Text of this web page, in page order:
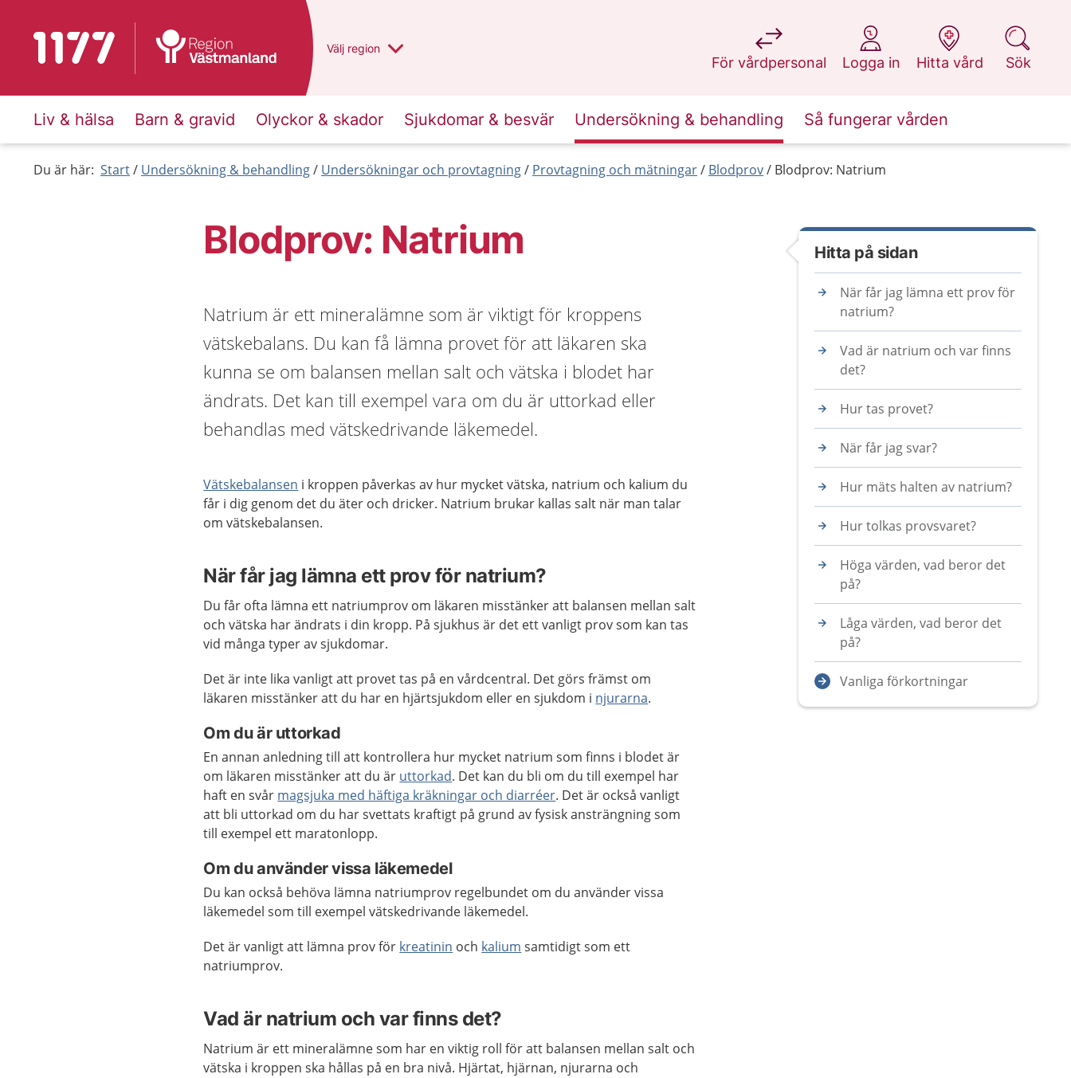
Till startsidan för 1177 Du har valt region
Välj en annan
region
För vårdpersonal
på 1177.se
Logga in
på 1177.se
Hitta vård
på 1177.se
Sök
på 1177.se
Liv & hälsa Barn & gravid Olyckor & skador Sjukdomar & besvär Undersökning & behandling Så fungerar vården
Du är här: Start Undersökning & behandling Undersökningar och provtagning Provtagning och mätningar Blodprov Blodprov: Natrium
Blodprov: Natrium
Natrium är ett mineralämne som är viktigt för kroppens
vätskebalans. Du kan få lämna provet för att läkaren ska
kunna se om balansen mellan salt och vätska i blodet har
ändrats. Det kan till exempel vara om du är uttorkad eller
behandlas med vätskedrivande läkemedel.
Vätskebalansen i kroppen påverkas av hur mycket vätska, natrium och kalium du
får i dig genom det du äter och dricker. Natrium brukar kallas salt när man talar
om vätskebalansen.
När får jag lämna ett prov för natrium?
Du får ofta lämna ett natriumprov om läkaren misstänker att balansen mellan salt
och vätska har ändrats i din kropp. På sjukhus är det ett vanligt prov som kan tas
vid många typer av sjukdomar.
Det är inte lika vanligt att provet tas på en vårdcentral. Det görs främst om
läkaren misstänker att du har en hjärtsjukdom eller en sjukdom i njurarna.
Om du är uttorkad
En annan anledning till att kontrollera hur mycket natrium som finns i blodet är
om läkaren misstänker att du är uttorkad. Det kan du bli om du till exempel har
haft en svår magsjuka med häftiga kräkningar och diarréer. Det är också vanligt
att bli uttorkad om du har svettats kraftigt på grund av fysisk ansträngning som
till exempel ett maratonlopp.
Om du använder vissa läkemedel
Du kan också behöva lämna natriumprov regelbundet om du använder vissa
läkemedel som till exempel vätskedrivande läkemedel.
Det är vanligt att lämna prov för kreatinin och kalium samtidigt som ett
natriumprov.
Vad är natrium och var finns det?
Natrium är ett mineralämne som har en viktig roll för att balansen mellan salt och
vätska i kroppen ska hållas på en bra nivå. Hjärtat, hjärnan, njurarna och
Hitta på sidan
När får jag lämna ett prov för
natrium?
Vad är natrium och var finns
det?
Hur tas provet?
När får jag svar?
Hur mäts halten av natrium?
Hur tolkas provsvaret?
Höga värden, vad beror det
på?
Låga värden, vad beror det
på?
Vanliga förkortningar